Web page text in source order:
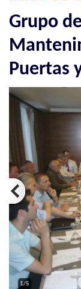
Grupo
Puertas
1/5